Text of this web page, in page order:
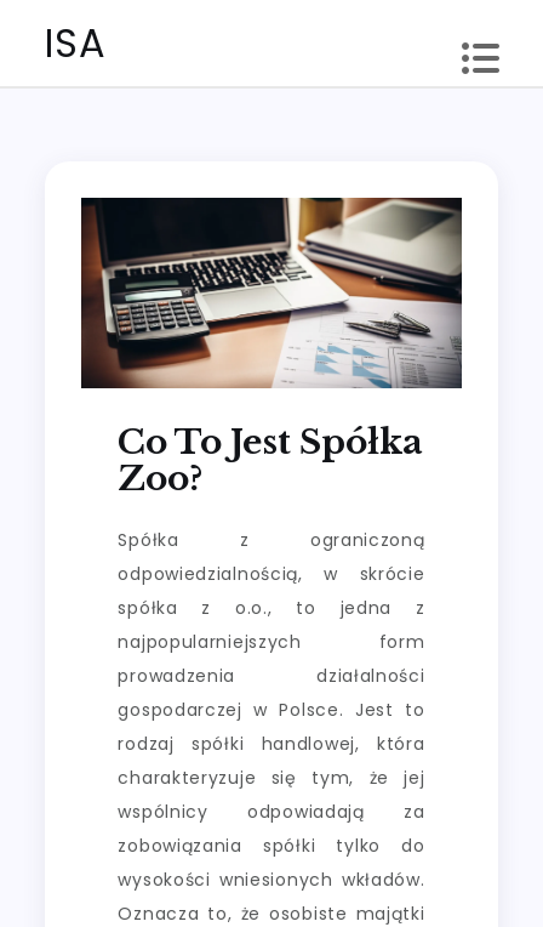
ISA
Co To Jest Spółka
Zoo?
Spółka z ograniczoną
odpowiedzialnością, w skrócie
spółka z o.o., to jedna z
najpopularniejszych form
prowadzenia działalności
gospodarczej w Polsce. Jest to
rodzaj spółki handlowej, która
charakteryzuje się tym, że jej
wspólnicy odpowiadają za
zobowiązania spółki tylko do
wysokości wniesionych wkładów.
Oznacza to, że osobiste majątki